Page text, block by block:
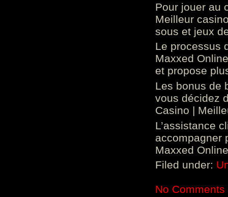
Pour jouer au
Meilleur
sous et jeux
Le processus
Maxxed
et propose
Les bonus de
vous décidez
Casino |
L’assistance
accompagner
Maxxed
Filed under:
No Comments